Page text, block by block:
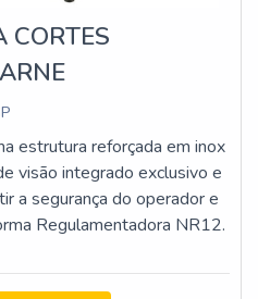
CORTES
estrutura reforçada em inox
visão integrado exclusivo e
a segurança do operador e
Regulamentadora NR12.